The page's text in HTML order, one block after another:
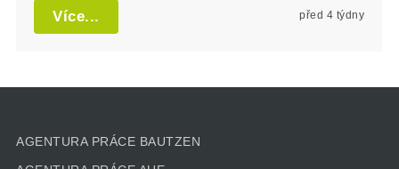
Více... před 4 týdny
AGENTURA PRÁCE BAUTZEN